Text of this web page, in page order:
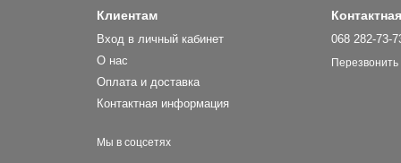
Клиентам
Вход в личный кабинет
О нас
Оплата и доставка
Контактная информация
Мы в соцсетях
068 282-73-